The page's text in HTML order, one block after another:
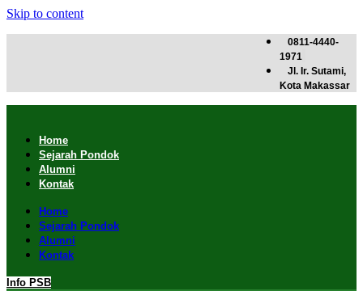
Skip to content
0811-4440-
1971
Jl. Ir. Sutami,
Kota Makassar
Home
Sejarah Pondok
Alumni
Kontak
Home
Sejarah Pondok
Alumni
Kontak
Info PSB